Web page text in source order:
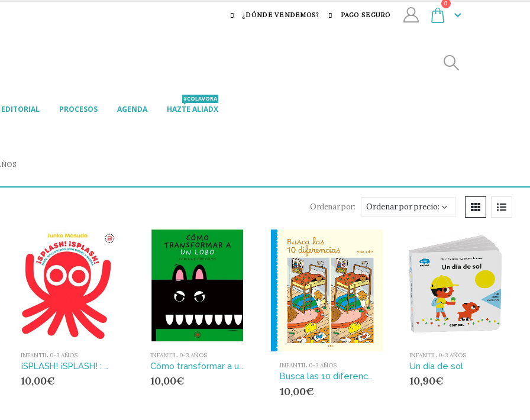
¿DÓNDE VENDEMOS? PAGO SEGURO
0
EDITORIAL PROCESOS AGENDA HAZTE ALIADX
#COLAVORA
Ordenar por:
INFANTIL 0-3 AÑOS
¡SPLASH! ¡SPLASH! : Nado sincronizado para bebés y pulpos
10,00€
INFANTIL 0-3 AÑOS
Cómo transformar a un lobo
10,00€
INFANTIL 0-3 AÑOS
Busca las 10 diferencias : Cuaderno de actividades
10,00€
INFANTIL 0-3 AÑOS
Un día de sol
10,90€